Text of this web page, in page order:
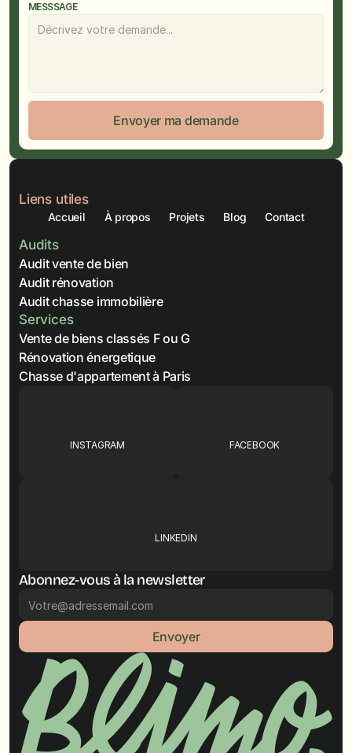
MESSSAGE
Envoyer ma demande
INSTAGRAM FACEBOOK
LINKEDIN
Abonnez-vous à la newsletter
Envoyer
Liens utiles
Accueil À propos Projets Blog Contact
Audits
Audit vente de bien
Audit rénovation
Audit chasse immobilière
Services
Vente de biens classés F ou G
Rénovation énergetique
Chasse d'appartement à Paris